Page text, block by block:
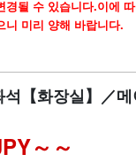
경될 수 있습니다.이에
니 미리 양해 바랍니다.
【화장실】／메
～